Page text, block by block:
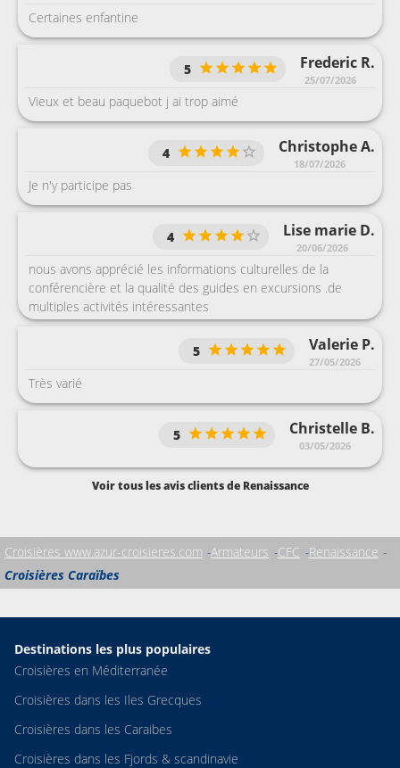
Certaines enfantine
Frederic R.
25/07/2026
5
Vieux et beau paquebot j ai trop aimé
Christophe A.
18/07/2026
4
Je n'y participe pas
Lise marie D.
20/06/2026
4
nous avons apprécié les informations culturelles de la
conférencière et la qualité des guides en excursions .de
multiples activités intéressantes
Valerie P.
27/05/2026
5
Très varié
Christelle B.
03/05/2026
5
Voir tous les avis clients de Renaissance
Croisières www.azur-croisieres.com Armateurs CFC Renaissance
Croisières Caraïbes
Destinations les plus populaires
Croisières en Méditerranée
Croisières dans les Iles Grecques
Croisières dans les Caraibes
Croisières dans les Fjords & scandinavie